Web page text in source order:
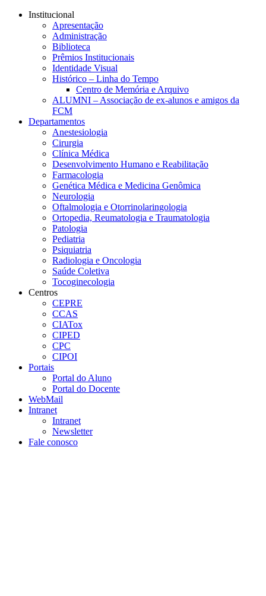
Conteúdo principal
Institucional
Apresentação
Administração
Biblioteca
Prêmios Institucionais
Identidade Visual
Histórico – Linha do Tempo
Centro de Memória e Arquivo
ALUMNI – Associação de ex-alunos e amigos da
FCM
Departamentos
Anestesiologia
Cirurgia
Clínica Médica
Desenvolvimento Humano e Reabilitação
Farmacologia
Genética Médica e Medicina Genômica
Neurologia
Oftalmologia e Otorrinolaringologia
Ortopedia, Reumatologia e Traumatologia
Patologia
Pediatria
Psiquiatria
Radiologia e Oncologia
Saúde Coletiva
Tocoginecologia
Centros
CEPRE
CCAS
CIATox
CIPED
CPC
CIPOI
Portais
Portal do Aluno
Portal do Docente
WebMail
Intranet
Intranet
Newsletter
Fale conosco